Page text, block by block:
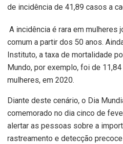
de incidência de 41,89 casos a
A incidência é rara em mulheres
comum a partir dos 50 anos.
Instituto, a taxa de mortalidade
Mundo, por exemplo, foi de
mulheres, em 2020.
Diante deste cenário, o Dia
comemorado no dia cinco de
alertar as pessoas sobre a
rastreamento e detecção